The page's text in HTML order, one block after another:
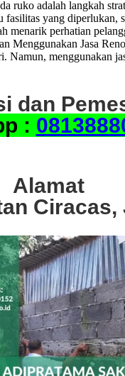
adalah langkah
yang
perhatian
Menggunakan Jasa
menggunakan
dan
:
Alamat